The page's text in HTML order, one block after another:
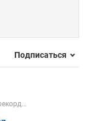
Подписаться